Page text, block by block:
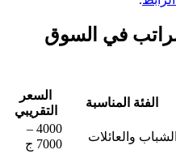
في السوق
الفئة المناسبة
السعر
التقريبي
الشباب والعائلات
4000 –
7000 ج